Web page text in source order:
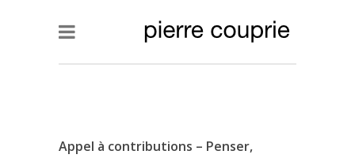
Appel à contributions – Penser,